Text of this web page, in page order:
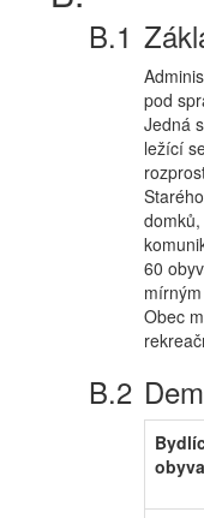
pod
Jedná
ležící
60
Obec